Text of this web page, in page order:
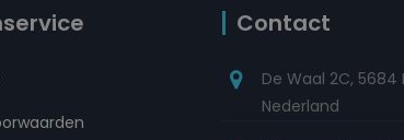
Contact
De Waal 2C, 5684
Nederland